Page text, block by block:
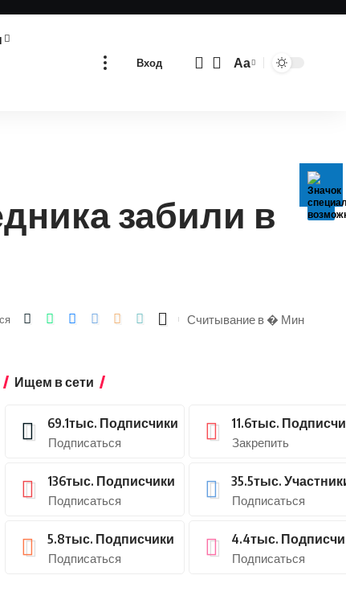
Вход
Изменение
Аа
забили в
Считывание в � Мин
Ищем в сети
69.1тыс. Подписчики
Подписаться
11.6тыс.
Закрепить
136тыс. Подписчики
Подписаться
35.5тыс.
Подписаться
5.8тыс. Подписчики
Подписаться
4.4тыс.
Подписаться